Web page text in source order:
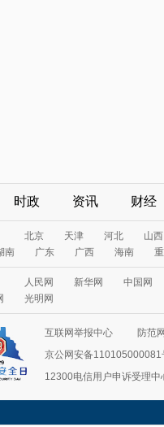
时政 资讯 财经
北京 天津 河北
山西
南 广东 广西 海南
人民网 新华网
中国网
光明网
互联网举报中心
防范
京公网安备110105000081
12300电信用户申诉受理中